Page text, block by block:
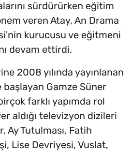
sürdürürken eğitim
veren Atay, An Drama
kurucusu ve eğitmeni
devam ettirdi.
2008 yılında yayınlanan
başlayan Gamze Süner
farklı yapımda rol
aldığı televizyon dizileri
Ay Tutulması, Fatih
Lise Devriyesi, Vuslat,